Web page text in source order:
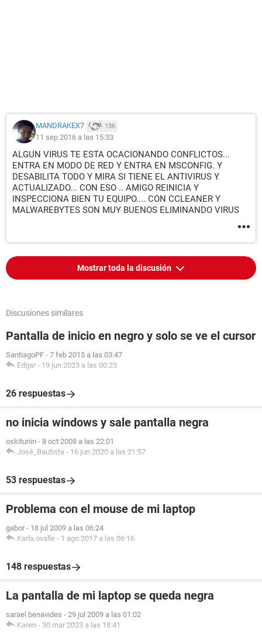
MANDRAKEX7 136
11 sep 2016 a las 15:33
ALGUN VIRUS TE ESTA OCACIONANDO CONFLICTOS...
ENTRA EN MODO DE RED Y ENTRA EN MSCONFIG. Y
DESABILITA TODO Y MIRA SI TIENE EL ANTIVIRUS Y
ACTUALIZADO... CON ESO .. AMIGO REINICIA Y
INSPECCIONA BIEN TU EQUIPO.... CON CCLEANER Y
MALWAREBYTES SON MUY BUENOS ELIMINANDO VIRUS
Mostrar toda la discusión
Discusiones similares
Pantalla de inicio en negro y solo se ve el cursor
SantiagoPF - 7 feb 2015 a las 03:47
Edgar - 19 jun 2023 a las 00:23
26 respuestas
no inicia windows y sale pantalla negra
oskitunin - 8 oct 2008 a las 22:01
José_Bautista - 16 jun 2020 a las 21:57
53 respuestas
Problema con el mouse de mi laptop
gabor - 18 jul 2009 a las 06:24
Karla.ovalle - 1 ago 2017 a las 06:16
148 respuestas
La pantalla de mi laptop se queda negra
sarael benavides - 29 jul 2009 a las 01:02
Karen - 30 mar 2023 a las 18:41